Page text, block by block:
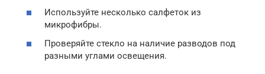
Используйте несколько салфеток из
микрофибры.
Проверяйте стекло на наличие разводов под
разными углами освещения.